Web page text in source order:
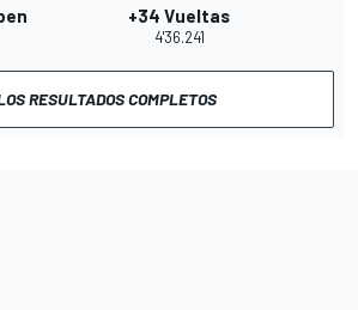
+34 Vueltas
4'36.241
RESULTADOS COMPLETOS